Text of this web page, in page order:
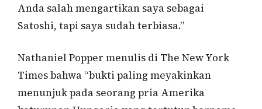
Anda salah mengartikan saya sebagai
Satoshi, tapi saya sudah terbiasa.”
Nathaniel Popper menulis di The New York
Times bahwa “bukti paling meyakinkan
menunjuk pada seorang pria Amerika